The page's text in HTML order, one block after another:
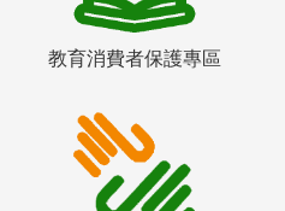
教育消費者保護專區